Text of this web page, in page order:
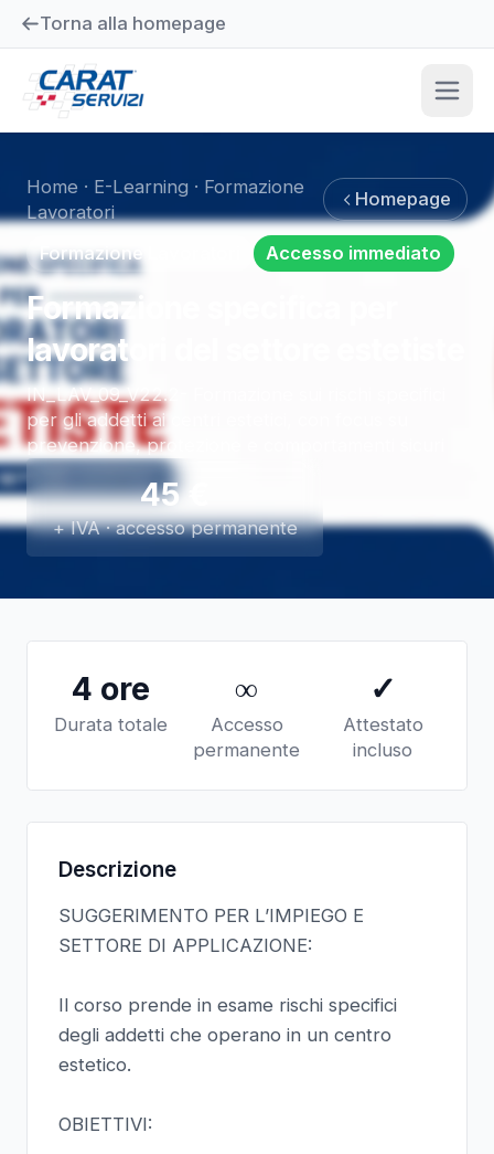
Torna alla homepage
Home · E-Learning · Formazione
Lavoratori
Homepage
Formazione Lavoratori Accesso immediato
Formazione specifica per
lavoratori del settore estetiste
IN_LAV_09_V22.2- Formazione sui rischi specifici
per gli addetti ai centri estetici, con focus su
prevenzione, protezione e comportamenti sicuri
45€
+ IVA · accesso permanente
4 ore
Durata totale
∞
Accesso
permanente
✓
Attestato
incluso
Descrizione
SUGGERIMENTO PER L’IMPIEGO E
SETTORE DI APPLICAZIONE:
Il corso prende in esame rischi specifici
degli addetti che operano in un centro
estetico.
OBIETTIVI: